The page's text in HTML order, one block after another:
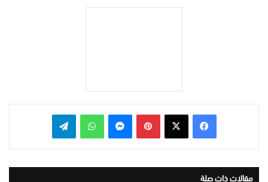
بينتيريست واتساب
مقالات ذات صلة